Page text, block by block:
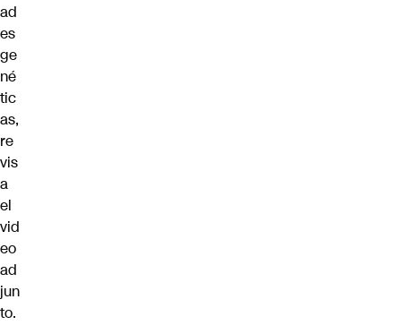
ad
es
ge
né
tic
as,
re
vis
a
el
vid
eo
ad
jun
to.